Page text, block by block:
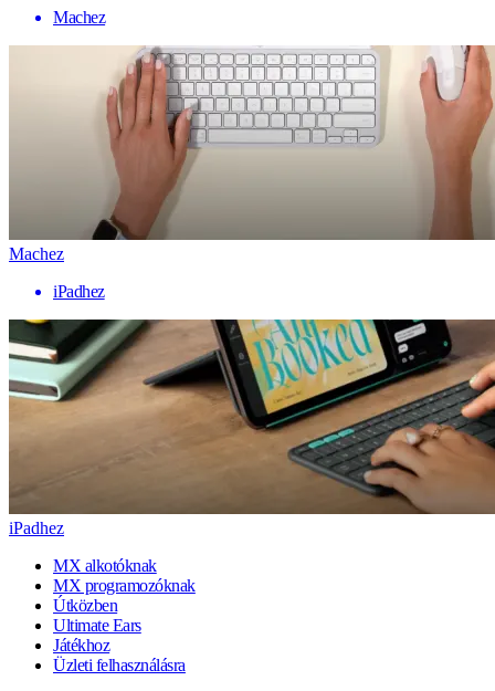
Machez
Machez
iPadhez
iPadhez
MX alkotóknak
MX programozóknak
Útközben
Ultimate Ears
Játékhoz
Üzleti felhasználásra